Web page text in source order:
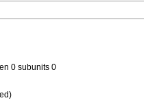
0 subunits 0